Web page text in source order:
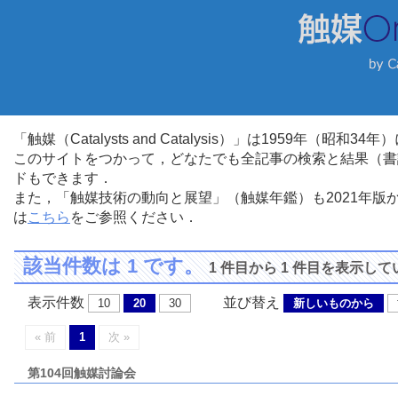
「触媒（Catalysts and Catalysis）」は1959年（昭和34年
このサイトをつかって，どなたでも全記事の検索と結果（
ドもできます．
また，「触媒技術の動向と展望」（触媒年鑑）も2021年
はこちら をご参照ください．
該当件数は 1 です。1 件目から 1 件目を表示して
表示件数 10 20 30 並び替え 新しいものから
« 前 1 次 »
第104回触媒討論会